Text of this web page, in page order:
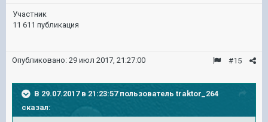
Участник
11 611 публикация
#15
Опубликовано: 29 июл 2017, 21:27:00
В 29.07.2017 в 21:23:57 пользователь traktor_264
сказал: